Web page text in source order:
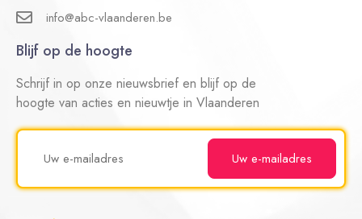
info@abc-vlaanderen.be
Blijf op de hoogte
Schrijf in op onze nieuwsbrief en blijf op de
hoogte van acties en nieuwtje in Vlaanderen